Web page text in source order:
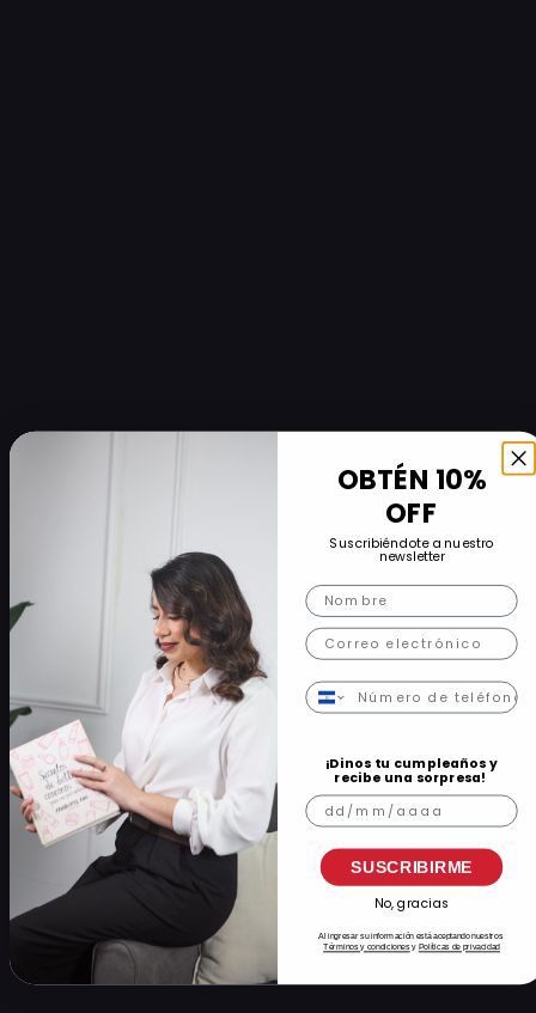
OBTÉN 10%
OFF
Suscribiéndote a nuestro
newsletter
Nombre
Correo
Número de teléfono
¡Dinos tu cumpleaños y
recibe una sorpresa!
Cumpleaños
SUSCRIBIRME
No, gracias
Al ingresar su información está aceptando nuestros
Términos y condicionesy Políticas de privacidad